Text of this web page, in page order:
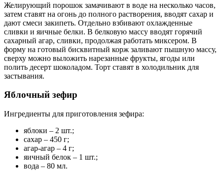
Желирующий порошок замачивают в воде на несколько часов,
затем ставят на огонь до полного растворения, вводят сахар и
дают смеси закипеть. Отдельно взбивают охлажденные
сливки и яичные белки. В белковую массу вводят горячий
сахарный агар, сливки, продолжая работать миксером. В
форму на готовый бисквитный корж заливают пышную массу,
сверху можно выложить нарезанные фрукты, ягоды или
полить десерт шоколадом. Торт ставят в холодильник для
застывания.
Яблочный зефир
Ингредиенты для приготовления зефира:
яблоки – 2 шт.;
сахар – 450 г;
агар-агар – 4 г;
яичный белок – 1 шт.;
вода – 80 мл.